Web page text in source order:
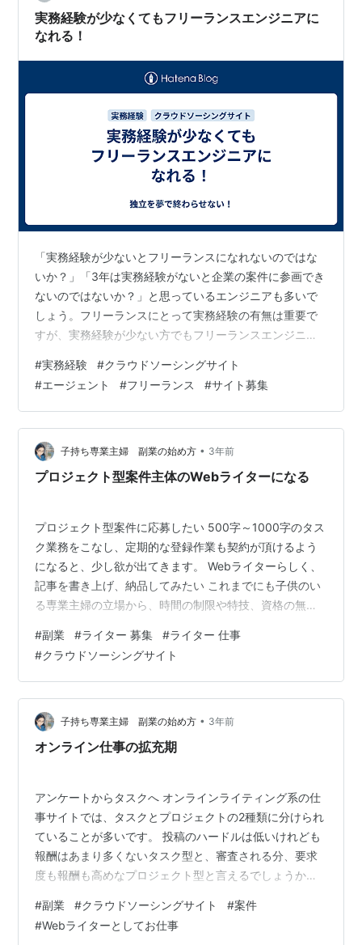
実務経験が少なくてもフリーランスエンジニアに
なれる！
「実務経験が少ないとフリーランスになれないのではな
いか？」「3年は実務経験がないと企業の案件に参画でき
ないのではないか？」と思っているエンジニアも多いで
しょう。フリーランスにとって実務経験の有無は重要で
すが、実務経験が少ない方でもフリーランスエンジニア
グサイトを使うことです。クラウドソーシングサイトと
は、仕事をしたいひとと、仕事を依頼したいひとが集ま
るサイトのことです。クラウドワークスやランサーズ、
ビズリーチなどが有名です。企業や個人がしてほしい案
件をサイトで募集し、それに応募し条件交渉して合意が
取れれば業務委託契約をむすびます。比較的経験が…
#実務経験 #クラウドソーシングサイト
#エージェント #フリーランス #サイト募集
子持ち専業主婦 副業の始め方 • 3年前
プロジェクト型案件主体のWebライターになる
プロジェクト型案件に応募したい 500字～1000字のタス
ク業務をこなし、定期的な登録作業も契約が頂けるよう
になると、少し欲が出てきます。 Webライターらしく、
記事を書き上げ、納品してみたい これまでにも子供のい
る専業主婦の立場から、時間の制限や特技、資格の無さ
ごうと思ったのは、心の奥底で作家業への憧れが捨てき
れなかったからです。 もちろん物語を書く作家さんとは
全く違うことはよく分かっています。悲しいぐらいクリ
エイティブとは程遠いので、そこは勘違いするつもりは
ありません。ただ、文章を書いてお金を頂く身分に一度
はなってみたかったのです。 専業…
#副業 #ライター 募集 #ライター 仕事
#クラウドソーシングサイト
子持ち専業主婦 副業の始め方 • 3年前
オンライン仕事の拡充期
アンケートからタスクへ オンラインライティング系の仕
事サイトでは、タスクとプロジェクトの2種類に分けられ
ていることが多いです。 投稿のハードルは低いけれども
報酬はあまり多くないタスク型と、審査される分、要求
度も報酬も高めなプロジェクト型と言えるでしょうか。
認されれば報酬が発生する 単価は低め プロジェクト 最
初にライターの選考があり、通過すると記事が作成、納
#副業 #クラウドソーシングサイト #案件
#Webライターとしてお仕事